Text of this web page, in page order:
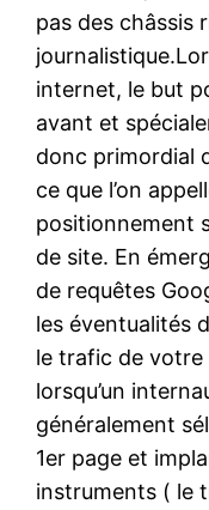
pas des châssis
internet, le but
avant et
donc primordial
ce que l’on
positionnement
de site. En
de requêtes
les éventualités
le trafic de votre
lorsqu’un
généralement
1er page et
instruments ( le